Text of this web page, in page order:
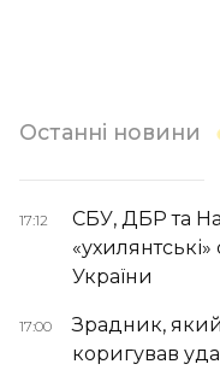
Останні новини
17:12
СБУ, ДБР та
України
17:00
Зрадник,
коригував